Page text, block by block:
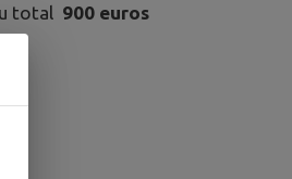
total 900 euros